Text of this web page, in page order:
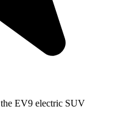
the EV9 electric SUV